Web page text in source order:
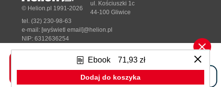
Ebook 71,93 zł
Dodaj do koszyka
Tonik.pl
© Helion.pl 1991-2026
ul. Kościuszki 1c
44-100 Gliwice
tel. (32) 230-98-63
e-mail: [wyświetl email]@helion.pl
NIP: 6312636254